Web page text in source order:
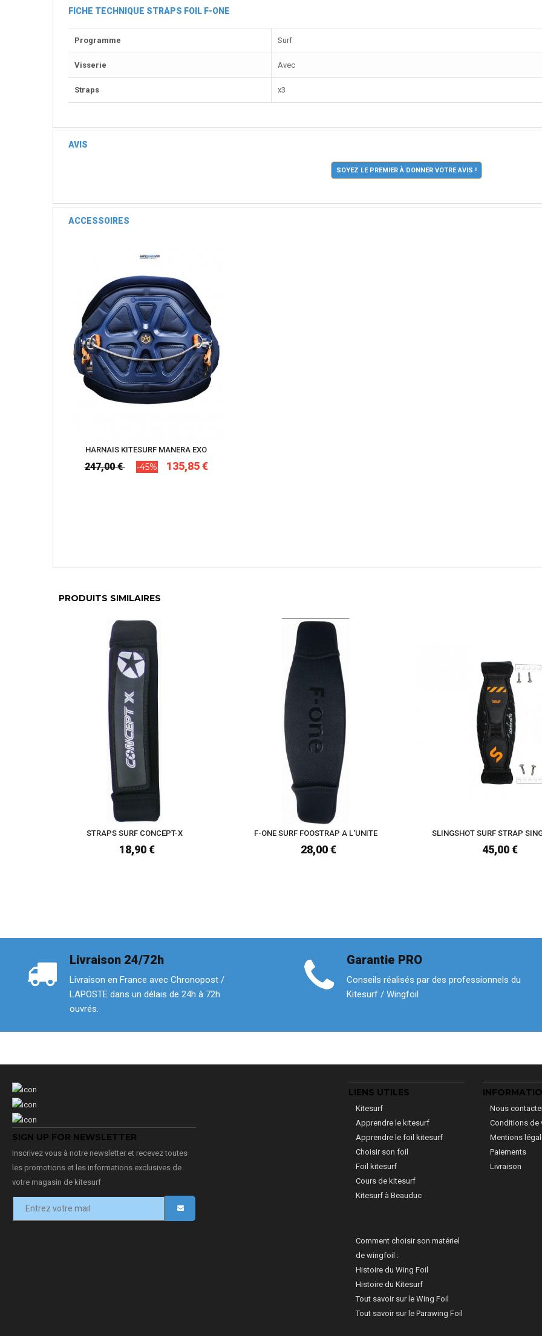
FICHE TECHNIQUE STRAPS FOIL F-ONE
Programme Surf
Visserie Avec
Straps x3
AVIS
SOYEZ LE PREMIER À DONNER VOTRE AVIS !
ACCESSOIRES
HARNAIS KITESURF MANERA EXO
247,00 € -45% 135,85 €
PRODUITS SIMILAIRES
STRAPS SURF CONCEPT-X
18,90 €
F-ONE SURF FOOSTRAP A L'UNITE
28,00 €
SLINGSHOT SURF STRAP
45,00 €
Livraison 24/72h
Livraison en France avec Chronopost /
LAPOSTE dans un délais de 24h à 72h
ouvrés.
Garantie PRO
Conseils réalisés par des professionnels du
Kitesurf / Wingfoil
SIGN UP FOR NEWSLETTER
Inscrivez vous à notre newsletter et recevez toutes
les promotions et les informations exclusives de
votre magasin de kitesurf
LIENS UTILES
Kitesurf
Apprendre le kitesurf
Apprendre le foil kitesurf
Choisir son foil
Foil kitesurf
Cours de kitesurf
Kitesurf à Beauduc
Comment choisir son matériel
de wingfoil :
Histoire du Wing Foil
Histoire du Kitesurf
Tout savoir sur le Wing Foil
Tout savoir sur le Parawing Foil
Nous
Conditions de
Mentions
Paiements
Livraison